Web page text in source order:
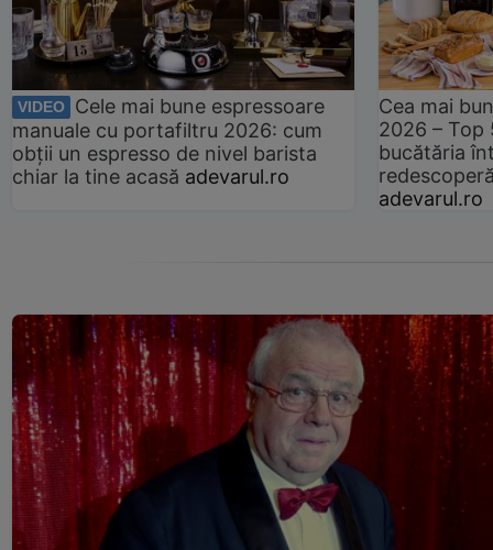
VIDEO
Cele mai bune espressoare
manuale cu portafiltru 2026: cum
obții un espresso de nivel barista
chiar la tine acasă adevarul.ro
Cea mai
2026 –
bucătăria
adevarul.ro